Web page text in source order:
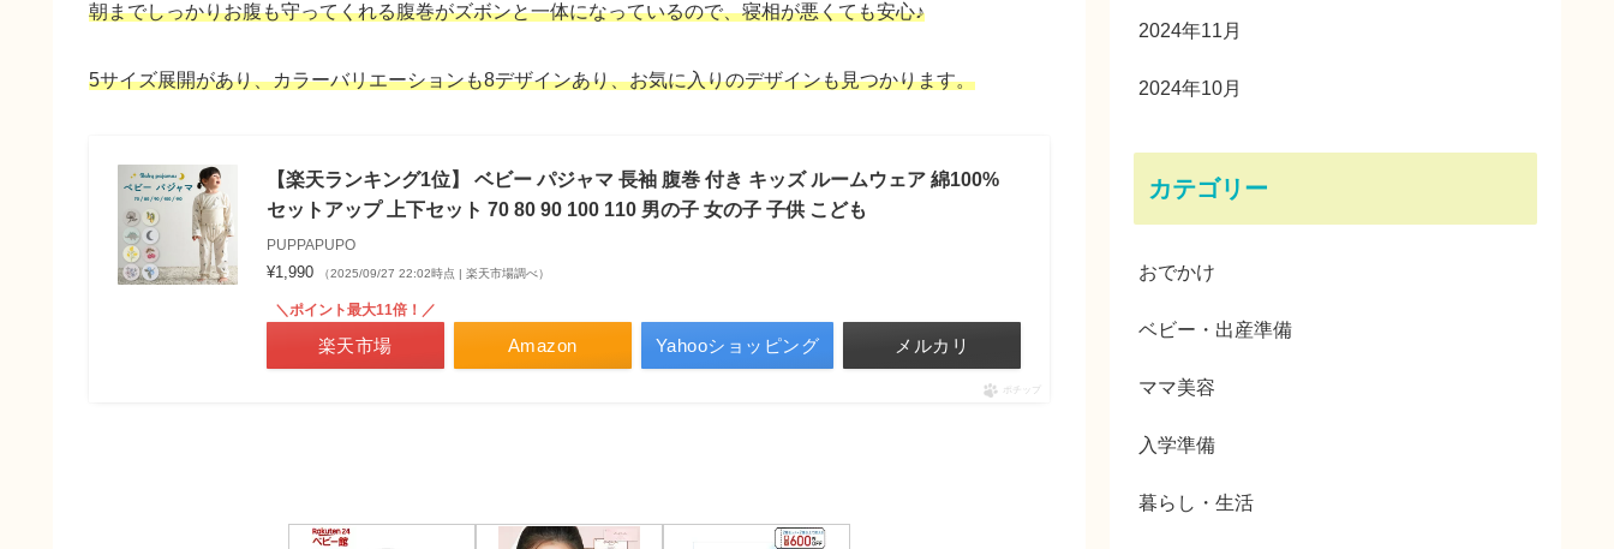
朝までしっかりお腹も守ってくれる腹巻がズボンと一体になっているので、寝相が悪くても安心♪
5サイズ展開があり、カラーバリエーションも8デザインあり、お気に入りのデザインも見つかります。
【楽天ランキング1位】 ベビー パジャマ 長袖 腹巻 付き キッズ ルームウェア 綿100%
セットアップ 上下セット 70 80 90 100 110 男の子 女の子 子供 こども
PUPPAPUPO
¥1,990 （2025/09/27 22:02時点 | 楽天市場調べ）
Amazon
＼ポイント最大11倍！／
楽天市場 Yahooショッピング メルカリ
ポチップ
2024年11月
2024年10月
カテゴリー
おでかけ
ベビー・出産準備
ママ美容
入学準備
暮らし・生活